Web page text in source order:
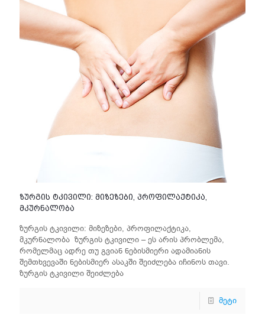
ზურგის ტკივილი: მიზეზები, პროფილაქტიკა,
მკურნალობა
ზურგის ტკივილი: მიზეზები, პროფილაქტიკა,
მკურნალობა ზურგის ტკივილი – ეს არის პრობლემა,
რომელმაც ადრე თუ გვიან ნებისმიერი ადამიანის
შემთხვევაში ნებისმიერ ასაკში შეიძლება იჩინოს თავი.
ზურგის ტკივილი შეიძლება
მეტი